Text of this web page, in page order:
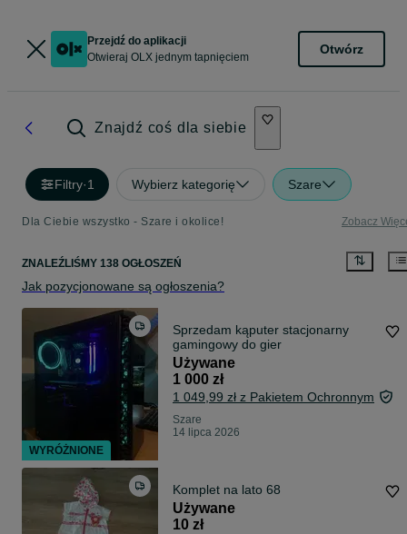
Przejdź do aplikacji
Otwieraj OLX jednym tapnięciem
Otwórz
Znajdź coś dla siebie
Filtry·1 Wybierz kategorię Szare
Dla Ciebie wszystko - Szare i okolice! Zobacz
ZNALEŹLIŚMY 138 OGŁOSZEŃ
Jak pozycjonowane są ogłoszenia?
Sprzedam kąputer stacjonarny
gamingowy do gier
Używane
1 000 zł
1 049,99 zł z Pakietem Ochronnym
Szare
14 lipca 2026
Komplet na lato 68
Używane
10 zł
WYRÓŻNIONE